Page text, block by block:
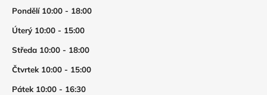
Pondělí 10:00 - 18:00
Úterý 10:00 - 15:00
Středa 10:00 - 18:00
Čtvrtek 10:00 - 15:00
Pátek 10:00 - 16:30